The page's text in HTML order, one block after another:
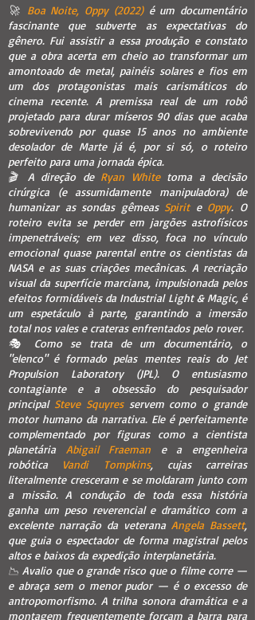
🚀 Boa Noite, Oppy (2022)é um documentário
fascinante que subverte as expectativas do
gênero. Fui assistir a essa produção e constato
que a obra acerta em cheio ao transformar um
amontoado de metal, painéis solares e fios em
um dos protagonistas mais carismáticos do
cinema recente. A premissa real de um robô
projetado para durar míseros 90 dias que acaba
sobrevivendo por quase 15 anos no ambiente
desolador de Marte já é, por si só, o roteiro
perfeito para uma jornada épica.
🎬 A direção de Ryan Whitetoma a decisão
cirúrgica (e assumidamente manipuladora) de
humanizar as sondas gêmeas Spirite Oppy. O
roteiro evita se perder em jargões astrofísicos
impenetráveis; em vez disso, foca no vínculo
emocional quase parental entre os cientistas da
NASA e as suas criações mecânicas. A recriação
visual da superfície marciana, impulsionada pelos
efeitos formidáveis da Industrial Light & Magic, é
um espetáculo à parte, garantindo a imersão
total nos vales e crateras enfrentados pelo rover.
🎭 Como se trata de um documentário, o
"elenco" é formado pelas mentes reais do Jet
Propulsion Laboratory (JPL). O entusiasmo
contagiante e a obsessão do pesquisador
principal Steve Squyresservem como o grande
motor humano da narrativa. Ele é perfeitamente
complementado por figuras como a cientista
planetária Abigail Fraeman e a engenheira
robótica
Vandi Tompkins, cujas carreiras
literalmente cresceram e se moldaram junto com
a missão. A condução de toda essa história
ganha um peso reverencial e dramático com a
excelente narração da veterana Angela Bassett,
que guia o espectador de forma magistral pelos
altos e baixos da expedição interplanetária.
📉 Avalio que o grande risco que o filme corre —
e abraça sem o menor pudor — é o excesso de
antropomorfismo. A trilha sonora dramática e a
montagem frequentemente forçam a barra para